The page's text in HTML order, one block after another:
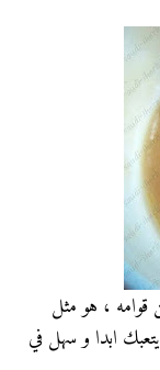
، هو مثل
ابدا و سهل في